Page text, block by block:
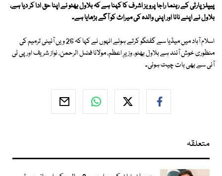
پیپلز پارٹی کے رہنما راجا پرویز اشرف کا کہنا ہے کہ بلاول بھٹو نے اپنا حق ادا کر دیا ہے،
بلاول نے اپنے نانا اور اپنی والدہ کی میراث کو آگے بڑھایا ہے۔
اسلام آباد میں میڈیا سے گفتگو کرتے ہوئے انہوں نے کہا کہ 26 ویں آئینی ترمیم کی
منظوری خوش آئند ہے بلاول بھٹو، وزیرِ اعظم، مولانا فضل الرحمن، نواز شریف اور پی ٹی
آئی سے بھی بات چیت ہوئی۔
متعلقہ